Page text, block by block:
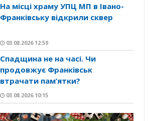
На місці храму УПЦ МП в Івано-
Франківську відкрили сквер
03.08.2026 12:59
Спадщина не на часі. Чи
продовжує Франківськ
втрачати пам’ятки?
03.08.2026 10:15